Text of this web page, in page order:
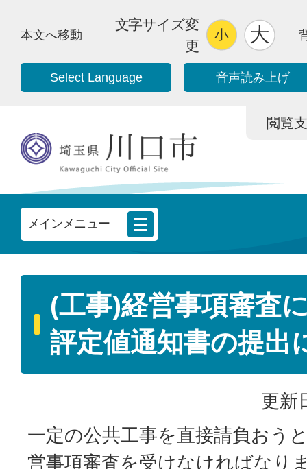
本文へ移動
文字サイズ変
更
Select Language 音声読み上げ
閲覧
メインメニュー
(工事)経営事項審査
評定値通知書の提出
更新
一定の公共工事を直接請負おう
営事項審査を受けなければなり